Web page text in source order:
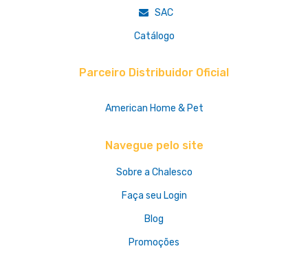
SAC
Catálogo
Parceiro Distribuidor Oficial
American Home & Pet
Navegue pelo site
Sobre a Chalesco
Faça seu Login
Blog
Promoções